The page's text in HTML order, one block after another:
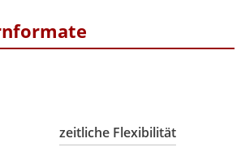
zeitliche Flexibilität